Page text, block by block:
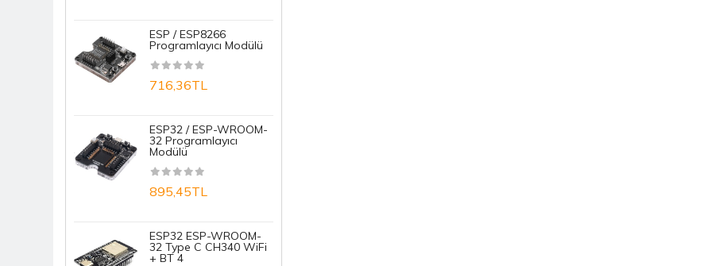
ESP / ESP8266
Programlayıcı Modülü
716,36TL
ESP32 / ESP-WROOM-
32 Programlayıcı
Modülü
895,45TL
ESP32 ESP-WROOM-
32 Type C CH340 WiFi
+ BT 4